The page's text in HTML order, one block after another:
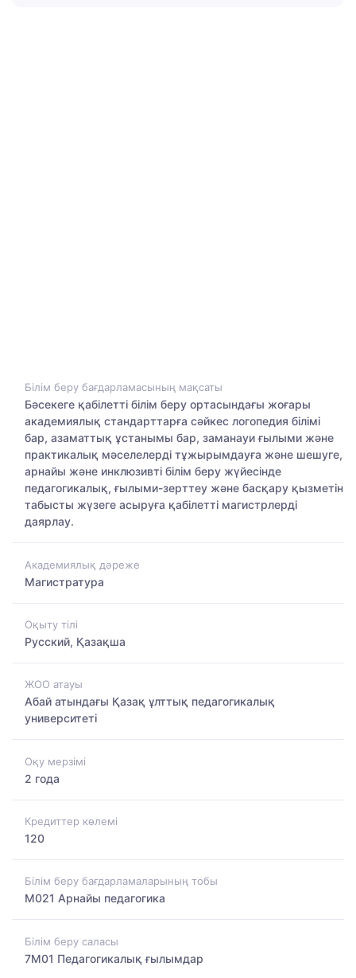
Білім беру бағдарламасының мақсаты
Бәсекеге қабілетті білім беру ортасындағы жоғары
академиялық стандарттарға сәйкес логопедия білімі
бар, азаматтық ұстанымы бар, заманауи ғылыми және
практикалық мәселелерді тұжырымдауға және шешуге,
арнайы және инклюзивті білім беру жүйесінде
педагогикалық, ғылыми-зерттеу және басқару қызметін
табысты жүзеге асыруға қабілетті магистрлерді
даярлау.
Академиялық дәреже
Магистратура
Оқыту тілі
Русский, Қазақша
ЖОО атауы
Абай атындағы Қазақ ұлттық педагогикалық
университеті
Оқу мерзімі
2 года
Кредиттер көлемі
120
Білім беру бағдарламаларының тобы
M021 Арнайы педагогика
Білім беру саласы
7M01 Педагогикалық ғылымдар